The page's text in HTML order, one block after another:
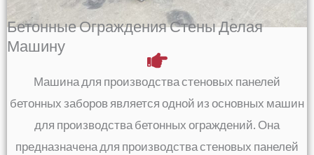
Бетонные Ограждения Стены Делая
Машину
Машина для производства стеновых панелей
бетонных заборов является одной из основных машин
для производства бетонных ограждений. Она
предназначена для производства стеновых панелей